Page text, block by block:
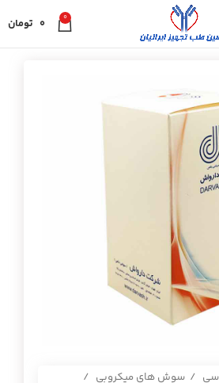
0
0 تومان
کلیک کنید
سوش های میکروبی